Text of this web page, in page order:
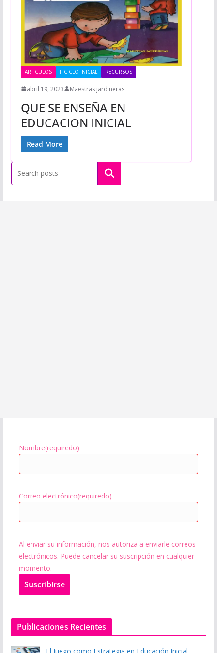
ARTÍCULOS II CICLO INICIAL RECURSOS
abril 19, 2023 Maestras jardineras
QUE SE ENSEÑA EN
EDUCACION INICIAL
Read More
Buscar
Nombre(requiredo)
Correo electrónico(requiredo)
Al enviar su información, nos autoriza a enviarle correos
electrónicos. Puede cancelar su suscripción en cualquier
momento.
Suscribirse
Publicaciones Recientes
El Juego como Estrategia en Educación Inicial